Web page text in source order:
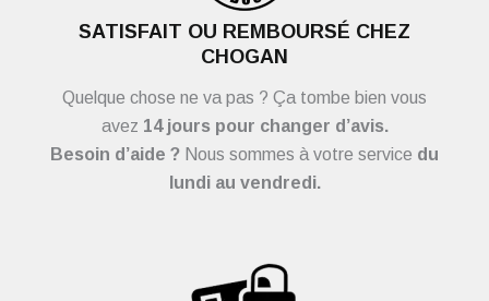
SATISFAIT OU REMBOURSÉ CHEZ
CHOGAN
Quelque chose ne va pas ? Ça tombe bien vous
avez 14 jours pour changer d’avis.
Besoin d’aide ? Nous sommes à votre service du
lundi au vendredi.